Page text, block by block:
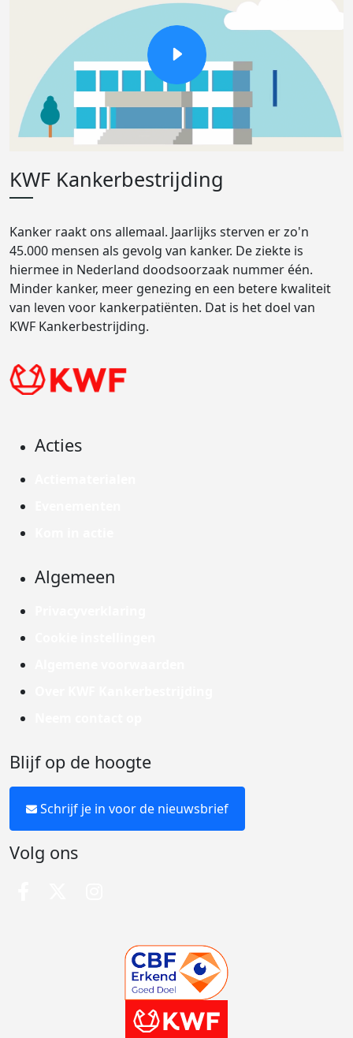
KWF Kankerbestrijding
Kanker raakt ons allemaal. Jaarlijks sterven er zo'n
45.000 mensen als gevolg van kanker. De ziekte is
hiermee in Nederland doodsoorzaak nummer één.
Minder kanker, meer genezing en een betere kwaliteit
van leven voor kankerpatiënten. Dat is het doel van
KWF Kankerbestrijding.
Acties
Algemeen
Blijf op de hoogte
Schrijf je in voor de nieuwsbrief
Volg ons